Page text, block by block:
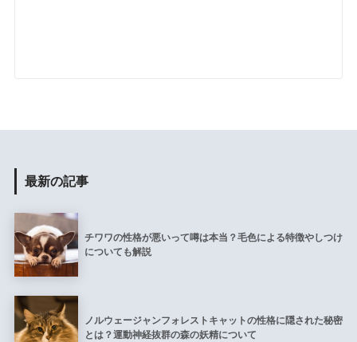
最新の記事
チワワの性格が悪いって噂は本当？毛色による特徴やしつけ
についても解説
ノルウェージャンフォレストキャットの性格に隠された秘密
とは？運動神経抜群の森の妖精について